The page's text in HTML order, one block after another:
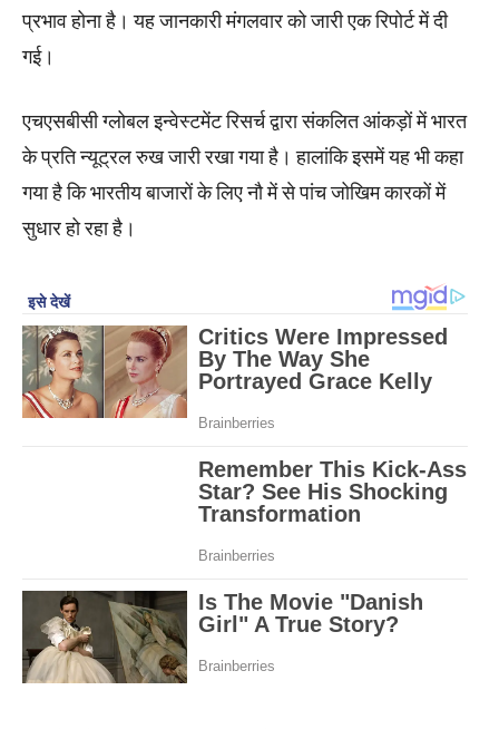
प्रभाव होना है। यह जानकारी मंगलवार को जारी एक रिपोर्ट में दी
गई।
एचएसबीसी ग्लोबल इन्वेस्टमेंट रिसर्च द्वारा संकलित आंकड़ों में भारत
के प्रति न्यूट्रल रुख जारी रखा गया है। हालांकि इसमें यह भी कहा
गया है कि भारतीय बाजारों के लिए नौ में से पांच जोखिम कारकों में
सुधार हो रहा है।